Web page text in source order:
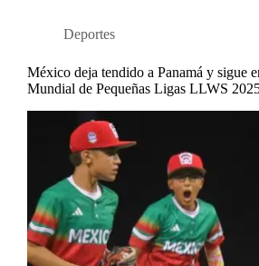
Deportes
México deja tendido a Panamá y sigue
Mundial de Pequeñas Ligas LLWS